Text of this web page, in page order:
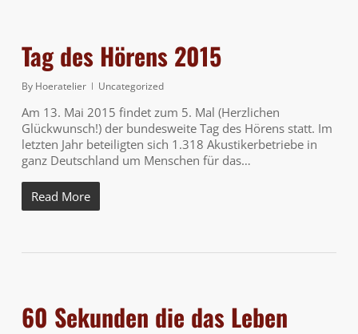
Tag des Hörens 2015
By Hoeratelier Uncategorized
Am 13. Mai 2015 findet zum 5. Mal (Herzlichen
Glückwunsch!) der bundesweite Tag des Hörens statt. Im
letzten Jahr beteiligten sich 1.318 Akustikerbetriebe in
ganz Deutschland um Menschen für das…
Read More
60 Sekunden die das Leben